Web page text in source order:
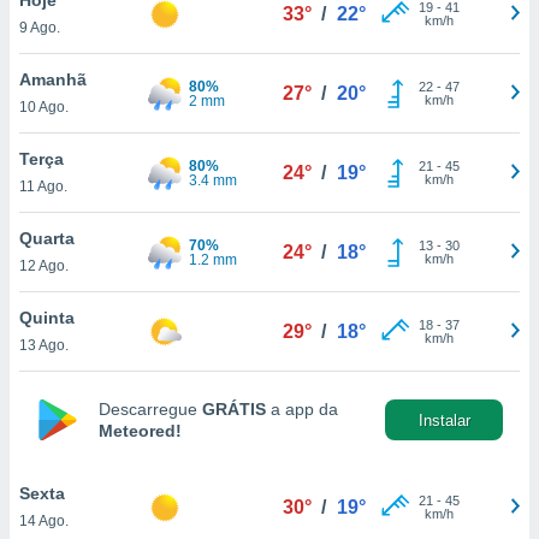
lhe
e
com
Pode
e
a
a
9 Ago.
33° / 22° 19- 41
km/h
Amanhã
10 Ago.
80%
2 mm
27° / 20° 22- 47
km/h
Terça
11 Ago.
80%
3.4 mm
24° / 19° 21 - 45
km/h
Quarta
12 Ago.
70%
1.2 mm
24° / 18° 13- 30
km/h
Quinta
13 Ago.
29° / 18° 18- 37
km/h
Descarregue GRÁTIS a app da
Meteored!
Instalar
Sexta
14 Ago.
30° / 19° 21 - 45
km/h